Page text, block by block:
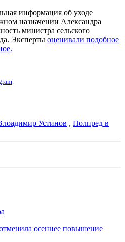
информация об уходе
назначении Александра
министра сельского
Эксперты оценивали подобное
.
Устинов , Полпред в